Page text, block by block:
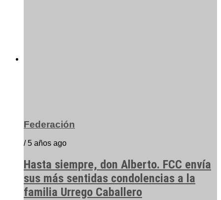
Federación
/ 5 años ago
Hasta siempre, don Alberto. FCC envía
sus más sentidas condolencias a la
familia Urrego Caballero